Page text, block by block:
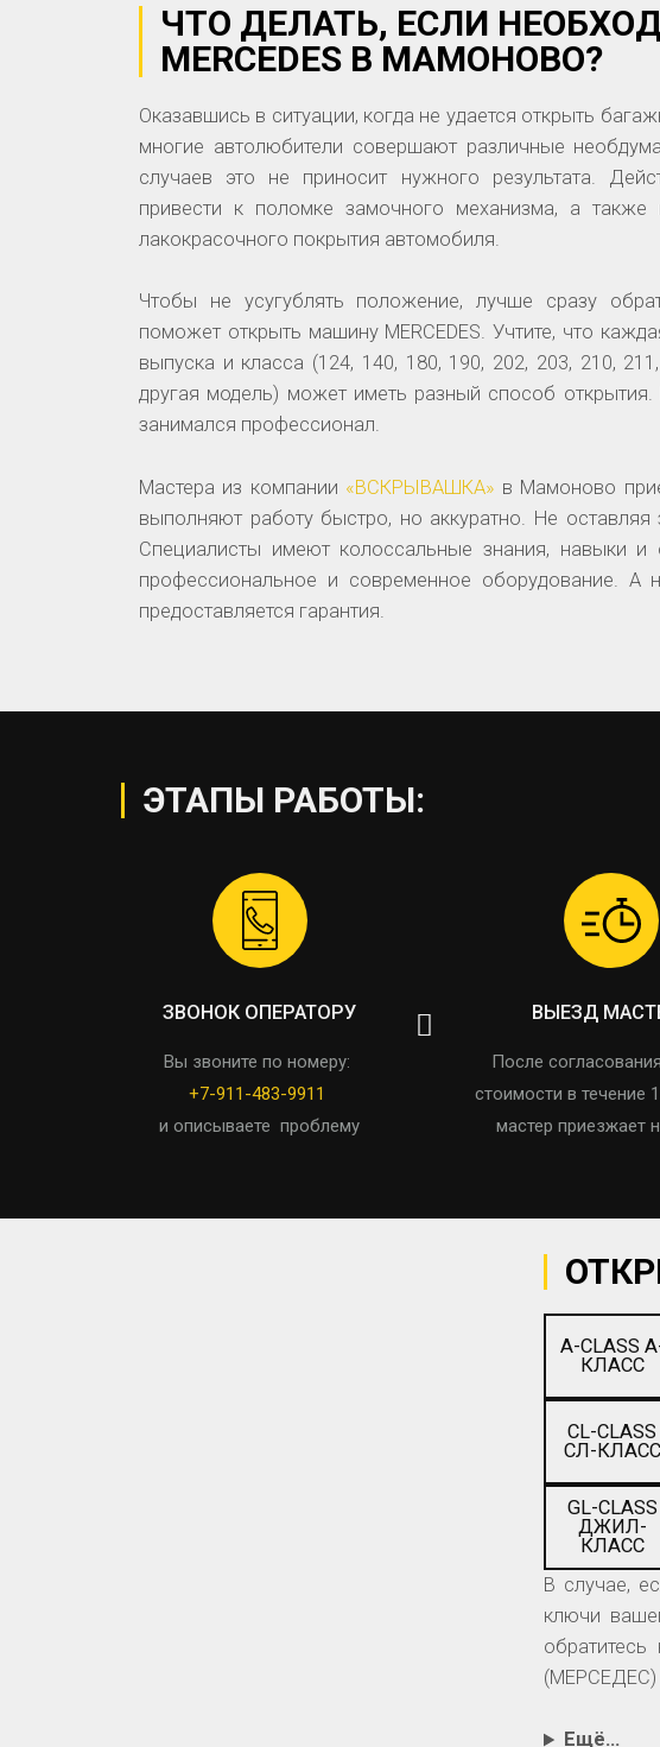
ЧТО ДЕЛАТЬ, ЕСЛИ
MERCEDES В МАМОНОВО?
Оказавшись в ситуации, когда не удается открыть
многие автолюбители совершают различные
случаев это не приносит нужного результата.
привести к поломке замочного механизма, а
лакокрасочного покрытия автомобиля.
Чтобы не усугублять положение, лучше сразу
поможет открыть машину MERCEDES. Учтите, что
выпуска и класса (124, 140, 180, 190, 202, 203, 210,
другая модель) может иметь разный способ
занимался профессионал.
Мастера из компании «ВСКРЫВАШКА» в Мамоново
выполняют работу быстро, но аккуратно. Не оставляя
Специалисты имеют колоссальные знания, навыки
профессиональное и современное оборудование. А
предоставляется гарантия.
ЭТАПЫ РАБОТЫ:
ЗВОНОК ОПЕРАТОРУ
Вы звоните по номеру:
+7-911-483-9911
и описываете проблему
ВЫЕЗД
После
стоимости в течение
мастер приезжает
A-CLASS
КЛАСС
CL-CLASS
СЛ-КЛАСС
GL-CLASS
ДЖИЛ-
КЛАСС
В случае,
ключи
(МЕРСЕДЕС)
Ещё…